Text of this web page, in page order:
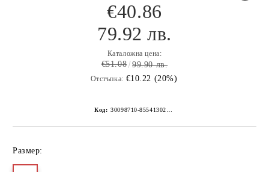
€40.86
79.92 лв.
Каталожна цена:
€51.08 99.90 лв.
Отстъпка: €10.22 (20%)
Код: 30098710-8554130267152259227
Размер: